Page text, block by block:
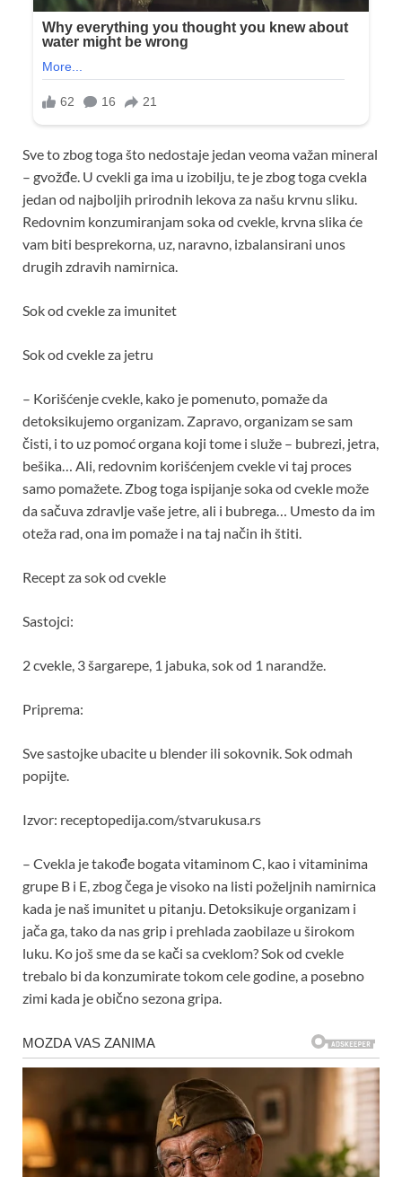
Sve to zbog toga što nedostaje jedan veoma važan mineral
– gvožđe. U cvekli ga ima u izobilju, te je zbog toga cvekla
jedan od najboljih prirodnih lekova za našu krvnu sliku.
Redovnim konzumiranjam soka od cvekle, krvna slika će
vam biti besprekorna, uz, naravno, izbalansirani unos
drugih zdravih namirnica.
Sok od cvekle za imunitet
Sok od cvekle za jetru
– Korišćenje cvekle, kako je pomenuto, pomaže da
detoksikujemo organizam. Zapravo, organizam se sam
čisti, i to uz pomoć organa koji tome i služe – bubrezi, jetra,
bešika… Ali, redovnim korišćenjem cvekle vi taj proces
samo pomažete. Zbog toga ispijanje soka od cvekle može
da sačuva zdravlje vaše jetre, ali i bubrega… Umesto da im
oteža rad, ona im pomaže i na taj način ih štiti.
Recept za sok od cvekle
Sastojci:
2 cvekle, 3 šargarepe, 1 jabuka, sok od 1 narandže.
Priprema:
Sve sastojke ubacite u blender ili sokovnik. Sok odmah
popijte.
Izvor: receptopedija.com/stvarukusa.rs
– Cvekla je takođe bogata vitaminom C, kao i vitaminima
grupe B i E, zbog čega je visoko na listi poželjnih namirnica
kada je naš imunitet u pitanju. Detoksikuje organizam i
jača ga, tako da nas grip i prehlada zaobilaze u širokom
luku. Ko još sme da se kači sa cveklom? Sok od cvekle
trebalo bi da konzumirate tokom cele godine, a posebno
zimi kada je obično sezona gripa.